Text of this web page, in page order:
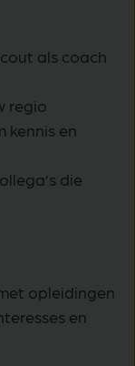
als coach
regio
kennis en
die
opleidingen
en